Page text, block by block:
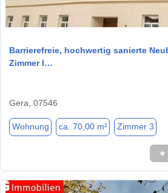
Barrierefreie, hochwertig sanierte
Zimmer I…
Gera, 07546
Wohnung ca. 70,00 m² Zimmer 3
★